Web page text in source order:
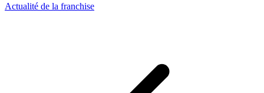
Actualité de la franchise